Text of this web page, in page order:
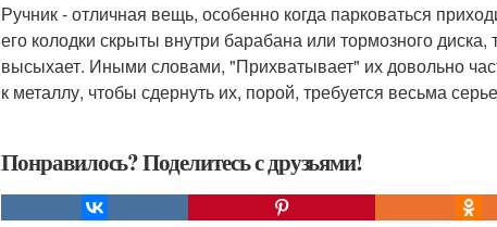
Ручник - отличная вещь, особенно когда парковаться
его колодки скрыты внутри барабана или тормозного
высыхает. Иными словами, "Прихватывает" их довольно
к металлу, чтобы сдернуть их, порой, требуется весьма
Понравилось? Поделитесь с друзьями!